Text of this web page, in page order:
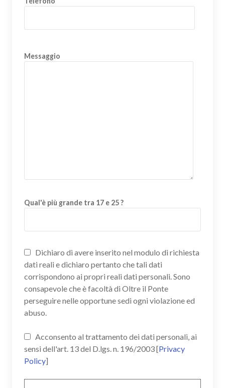
Messaggio
Qual'è più grande tra 17 e 25 ?
Dichiaro di avere inserito nel modulo di richiesta
dati reali e dichiaro pertanto che tali dati
corrispondono ai propri reali dati personali. Sono
consapevole che è facoltà di Oltre il Ponte
perseguire nelle opportune sedi ogni violazione ed
abuso.
Acconsento al trattamento dei dati personali, ai
sensi dell'art. 13 del D.lgs. n. 196/2003 [Privacy
Policy]